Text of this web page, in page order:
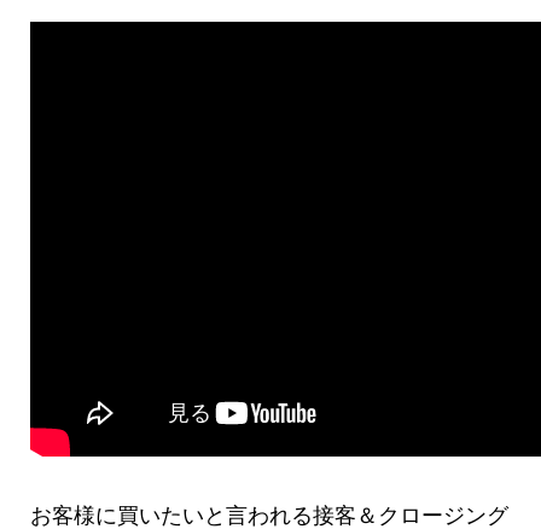
お客様に買いたいと言われる接客＆クロージング